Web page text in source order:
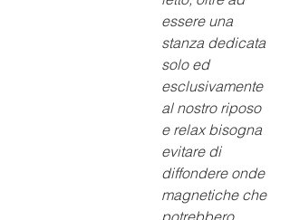
essere una
stanza dedicata
solo ed
esclusivamente
al nostro riposo
e relax bisogna
evitare di
diffondere onde
magnetiche che